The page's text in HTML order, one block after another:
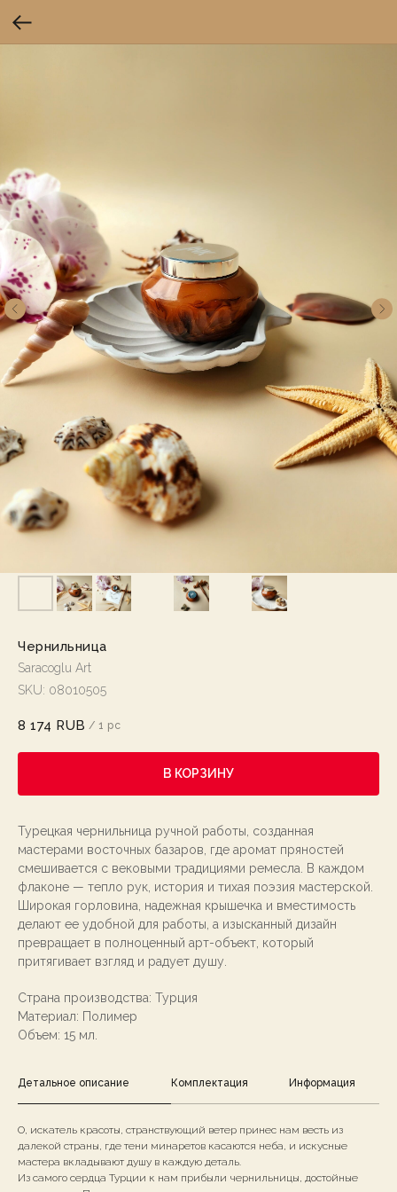
Чернильница
Saracoglu Art
SKU: 08010505
8 174 RUB / 1 pc
В КОРЗИНУ
Турецкая чернильница ручной работы, созданная
мастерами восточных базаров, где аромат пряностей
смешивается с вековыми традициями ремесла. В каждом
флаконе — тепло рук, история и тихая поэзия мастерской.
Широкая горловина, надежная крышечка и вместимость
делают ее удобной для работы, а изысканный дизайн
превращает в полноценный арт-объект, который
притягивает взгляд и радует душу.
Страна производства: Турция
Материал: Полимер
Объем: 15 мл.
Детальное описание Комплектация Информация
О, искатель красоты, странствующий ветер принес нам весть из
далекой страны, где тени минаретов касаются неба, и искусные
мастера вкладывают душу в каждую деталь.
Из самого сердца Турции к нам прибыли чернильницы, достойные